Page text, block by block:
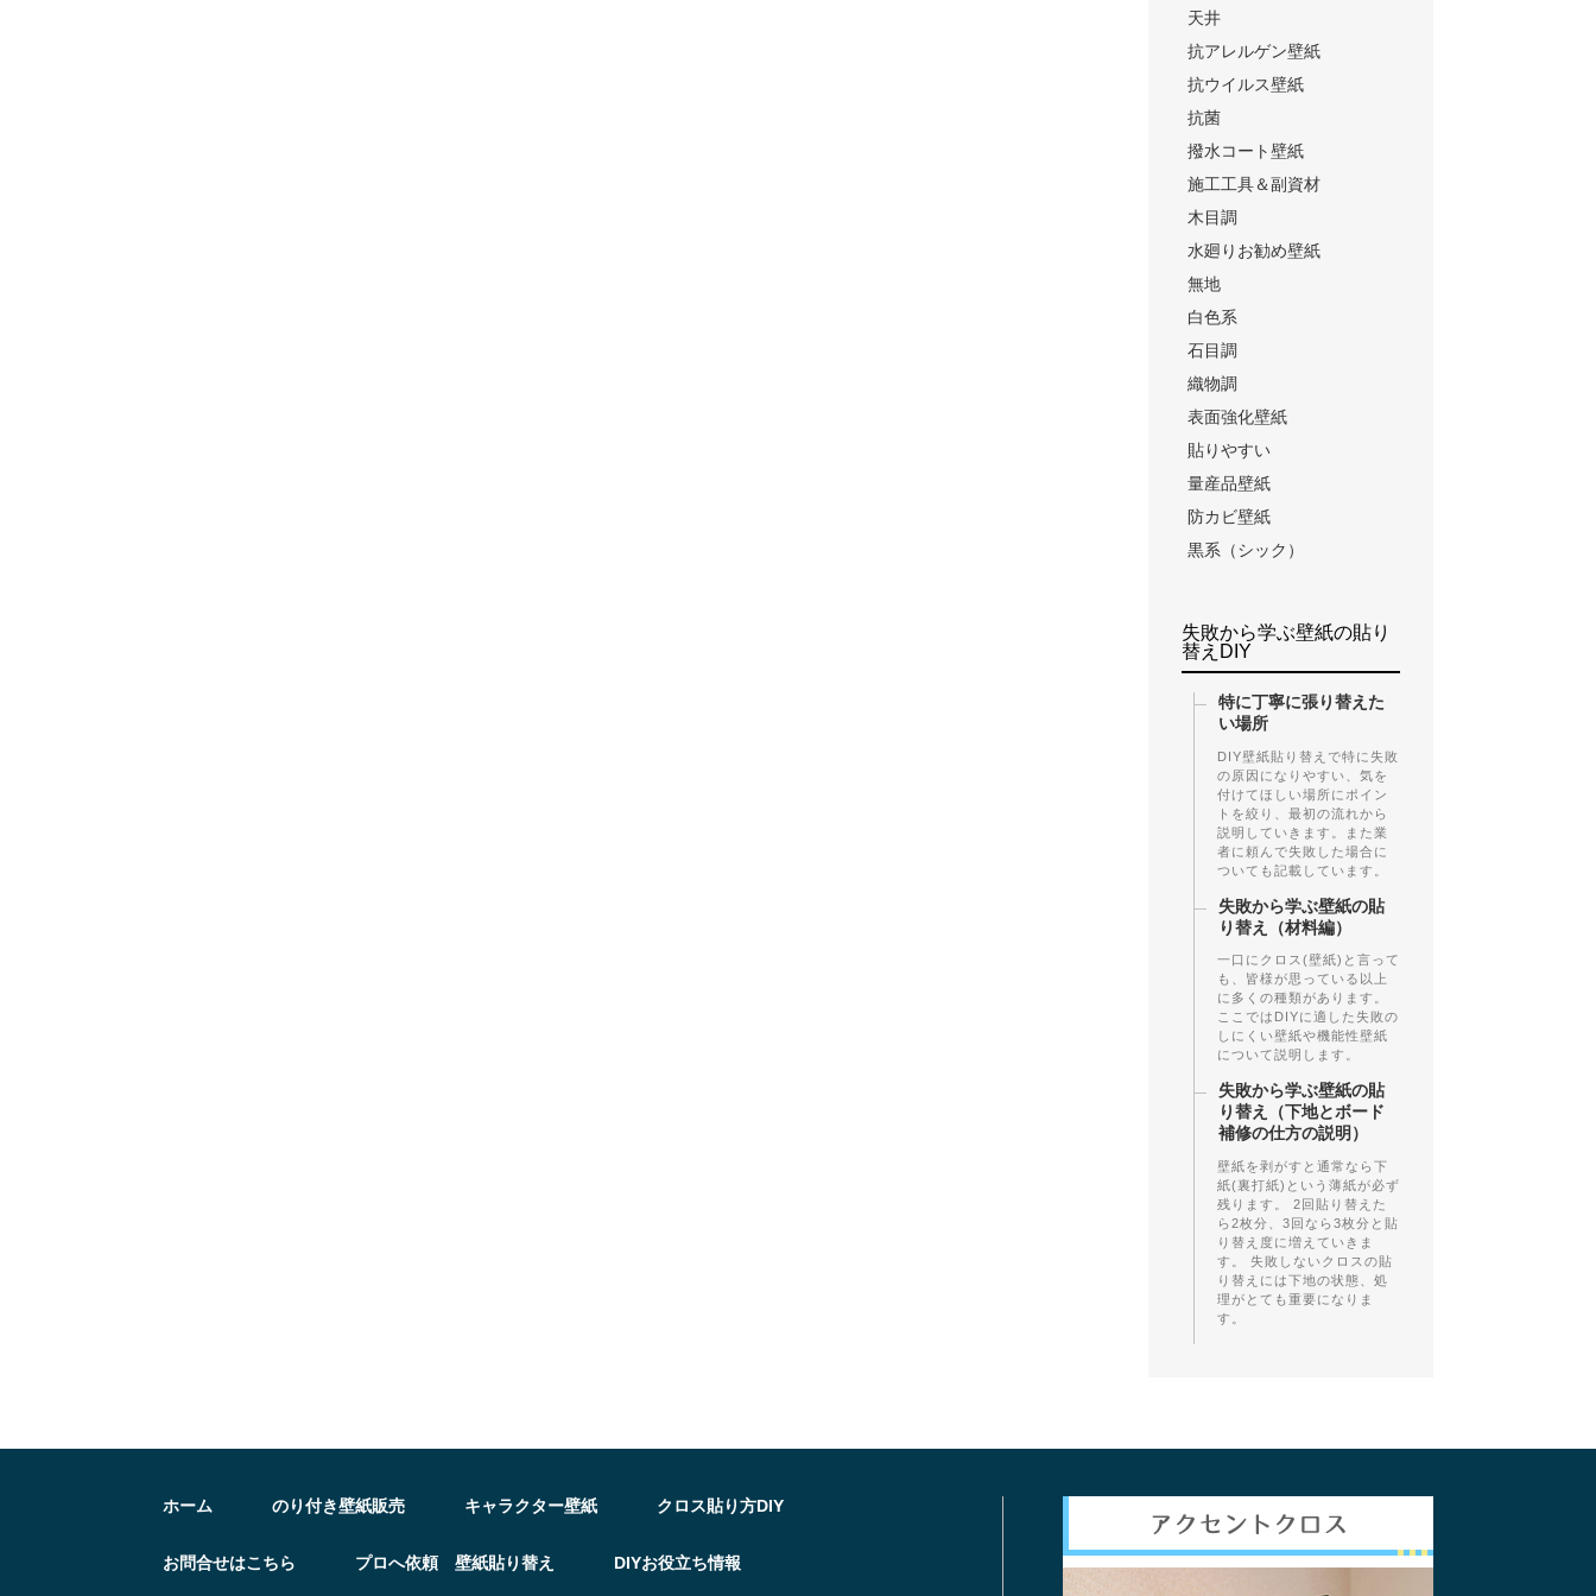
天井
抗アレルゲン壁紙
抗ウイルス壁紙
抗菌
撥水コート壁紙
施工工具＆副資材
木目調
水廻りお勧め壁紙
無地
白色系
石目調
織物調
表面強化壁紙
貼りやすい
量産品壁紙
防カビ壁紙
黒系（シック）
失敗から学ぶ壁紙の貼り
替えDIY
特に丁寧に張り替えた
い場所
DIY壁紙貼り替えで特に失敗
の原因になりやすい、気を
付けてほしい場所にポイン
トを絞り、最初の流れから
説明していきます。また業
者に頼んで失敗した場合に
ついても記載しています。
失敗から学ぶ壁紙の貼
り替え（材料編）
一口にクロス(壁紙)と言って
も、皆様が思っている以上
に多くの種類があります。
ここではDIYに適した失敗の
しにくい壁紙や機能性壁紙
について説明します。
失敗から学ぶ壁紙の貼
り替え（下地とボード
補修の仕方の説明）
壁紙を剥がすと通常なら下
紙(裏打紙)という薄紙が必ず
残ります。 2回貼り替えた
ら2枚分、3回なら3枚分と貼
り替え度に増えていきま
す。 失敗しないクロスの貼
り替えには下地の状態、処
理がとても重要になりま
す。
ホーム のり付き壁紙販売 キャラクター壁紙 クロス貼り方DIY
お問合せはこちら プロへ依頼 壁紙貼り替え DIYお役立ち情報